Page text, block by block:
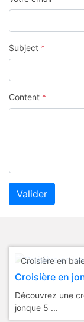
Subject *
Content *
Valider
Croisière en
Croisière en
Découvrez une
jonque 5 ...